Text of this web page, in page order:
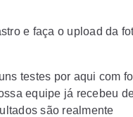
e faça o upload da
testes por aqui com
equipe já recebeu
são realmente